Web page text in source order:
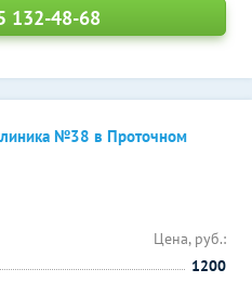
132-48-68
№38 в Проточном
Цена, руб.:
1200